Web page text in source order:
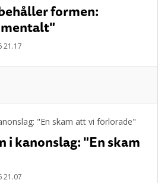
formen:
21.17
i kanonslag: "En skam
21.07